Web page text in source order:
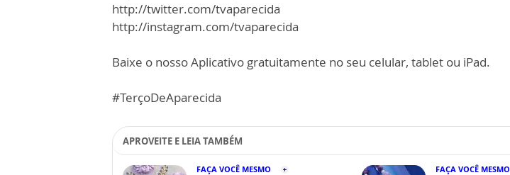
http://twitter.com/tvaparecida
http://instagram.com/tvaparecida
Baixe o nosso Aplicativo gratuitamente no seu celular, tablet ou iPad.
#TerçoDeAparecida
APROVEITE E LEIA TAMBÉM
FAÇA VOCÊ MESMO FAÇA VOCÊ MESMO